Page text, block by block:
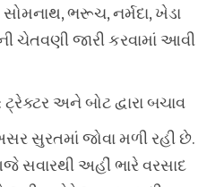
ભરૂચ, નર્મદા, ખેડા
ચેતવણી જારી કરવામાં આવી
અને બોટ દ્વારા બચાવ
સુરતમાં જોવા મળી રહી છે.
સવારથી અહીં ભારે વરસાદ